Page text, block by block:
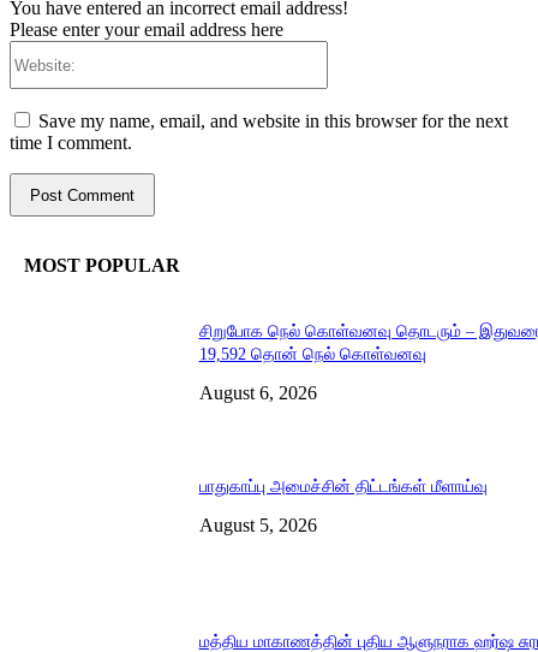
You have entered an incorrect email address!
Please enter your email address here
Save my name, email, and website in this browser for the next
time I comment.
MOST POPULAR
சிறுபோக நெல் கொள்வனவு தொடரும் –
19,592 தொன் நெல் கொள்வனவு
August 6, 2026
பாதுகாப்பு அமைச்சின் திட்டங்கள் மீளாய்வு
August 5, 2026
மத்திய மாகாணத்தின் புதிய ஆளுநராக ஹர்ஷ